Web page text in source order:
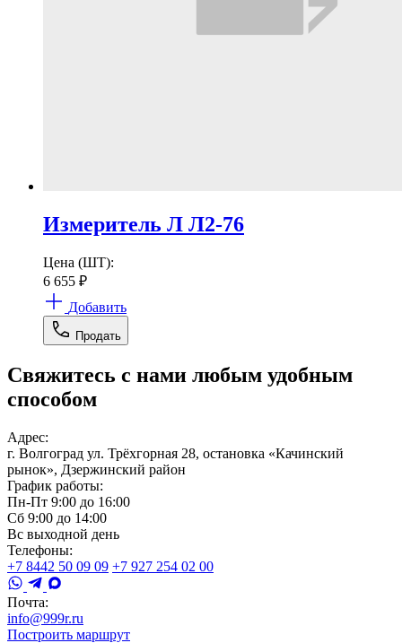
Измеритель Л Л2-76
Цена (ШТ):
6 655 ₽
Добавить
Продать
Свяжитесь с нами любым удобным
способом
Адрес:
г. Волгоград ул. Трёхгорная 28, остановка «Качинский
рынок», Дзержинский район
График работы:
Пн-Пт 9:00 до 16:00
Сб 9:00 до 14:00
Вс выходной день
Телефоны:
+7 8442 50 09 09 +7 927 254 02 00
Почта:
info@999r.ru
Построить маршрут